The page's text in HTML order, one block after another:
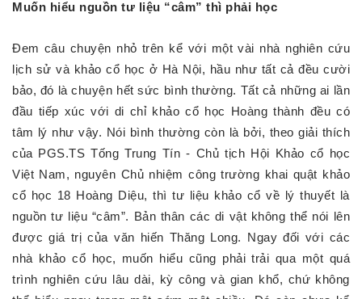
Muốn hiểu nguồn tư liệu “câm” thì phải học
Đem câu chuyện nhỏ trên kể với một vài nhà nghiên cứu
lịch sử và khảo cổ học ở Hà Nội, hầu như tất cả đều cười
bảo, đó là chuyện hết sức bình thường. Tất cả những ai lần
đầu tiếp xúc với di chỉ khảo cổ học Hoàng thành đều có
tâm lý như vậy. Nói bình thường còn là bởi, theo giải thích
của PGS.TS Tống Trung Tín - Chủ tịch Hội Khảo cổ học
Việt Nam, nguyên Chủ nhiệm công trường khai quật khảo
cổ học 18 Hoàng Diệu, thì tư liệu khảo cổ về lý thuyết là
nguồn tư liệu “câm”. Bản thân các di vật không thể nói lên
được giá trị của văn hiến Thăng Long. Ngay đối với các
nhà khảo cổ học, muốn hiểu cũng phải trải qua một quá
trình nghiên cứu lâu dài, kỳ công và gian khổ, chứ không